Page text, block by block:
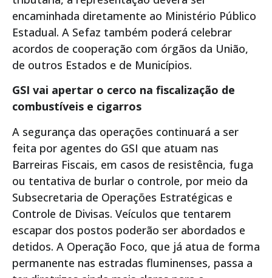
encaminhada diretamente ao Ministério Público
Estadual. A Sefaz também poderá celebrar
acordos de cooperação com órgãos da União,
de outros Estados e de Municípios.
GSI vai apertar o cerco na fiscalização de
combustíveis e cigarros
A segurança das operações continuará a ser
feita por agentes do GSI que atuam nas
Barreiras Fiscais, em casos de resistência, fuga
ou tentativa de burlar o controle, por meio da
Subsecretaria de Operações Estratégicas e
Controle de Divisas. Veículos que tentarem
escapar dos postos poderão ser abordados e
detidos. A Operação Foco, que já atua de forma
permanente nas estradas fluminenses, passa a